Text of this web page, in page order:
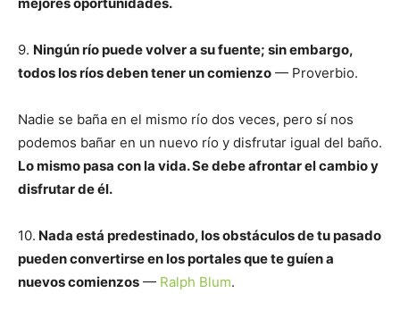
mejores oportunidades.
9. Ningún río puede volver a su fuente; sin embargo,
todos los ríos deben tener un comienzo — Proverbio.
Nadie se baña en el mismo río dos veces, pero sí nos
podemos bañar en un nuevo río y disfrutar igual del baño.
Lo mismo pasa con la vida. Se debe afrontar el cambio y
disfrutar de él.
10. Nada está predestinado, los obstáculos de tu pasado
pueden convertirse en los portales que te guíen a
nuevos comienzos — Ralph Blum.